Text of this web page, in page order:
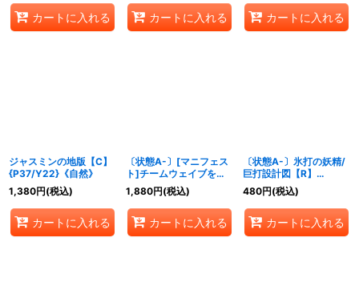
カートに入れる カートに入れる カートに入れる
ジャスミンの地版【C】
{P37/Y22}《自然》
1,380円(税込)
カートに入れる
〔状態A-〕[マニフェス
ト]チームウェイブを救
いたい[聞け]【-】
{P81/Y21}《自然》
1,880円(税込)
カートに入れる
〔状態A-〕氷打の妖精/
巨打設計図【R】
{P10/Y22}《自然》
480円(税込)
カートに入れる